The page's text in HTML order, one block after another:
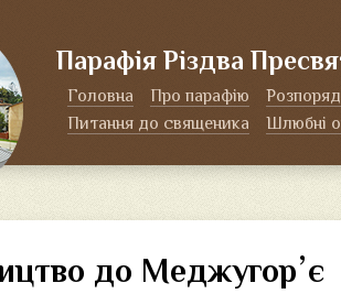
Парафія Різдва
Головна Про парафію
Питання до священика
Шлюбні
до Меджугорʼє